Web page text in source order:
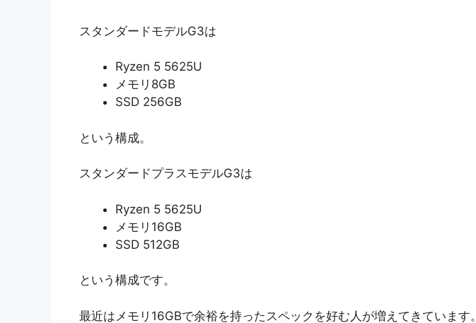
スタンダードモデルG3は
Ryzen 5 5625U
メモリ8GB
SSD 256GB
という構成。
スタンダードプラスモデルG3は
Ryzen 5 5625U
メモリ16GB
SSD 512GB
という構成です。
最近はメモリ16GBで余裕を持ったスペックを好む人が増えてきています。